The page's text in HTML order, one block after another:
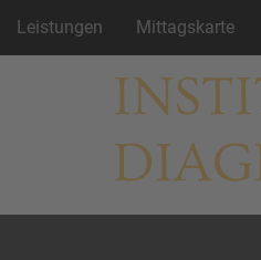
Leistungen Mittagskarte